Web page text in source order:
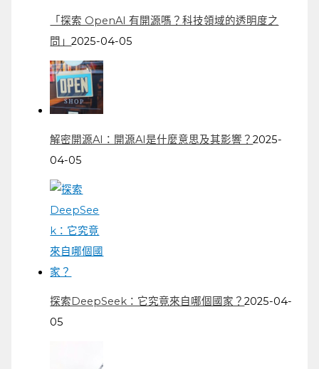
「探索 OpenAI 有開源嗎？科技領域的透明度之
問」2025-04-05
解密開源AI：開源AI是什麼意思及其影響？2025-
04-05
探索DeepSeek：它究竟來自哪個國家？2025-04-
05